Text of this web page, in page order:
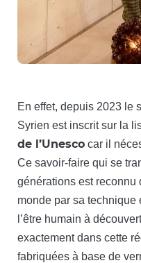
En effet, depuis 2023 le
Syrien est inscrit sur la
de l’Unesco car il
Ce savoir-faire qui se
générations est reconnu
monde par sa technique
l’être humain à
exactement dans cette
fabriquées à base de